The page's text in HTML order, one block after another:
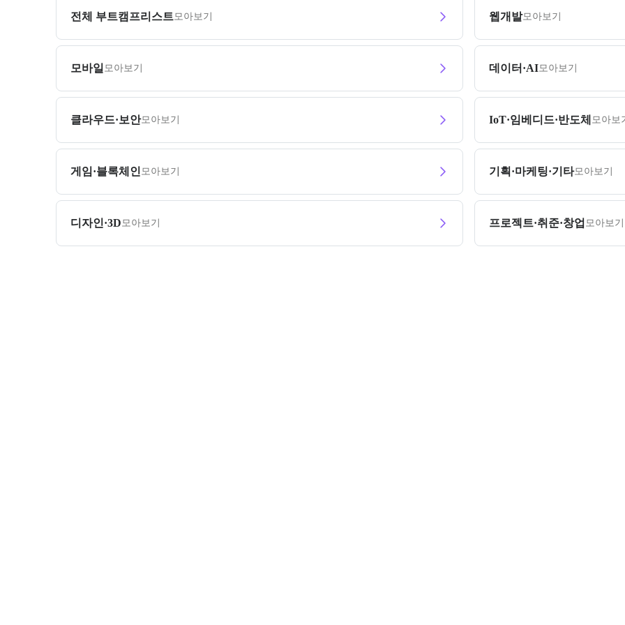
전체 부트캠프리스트모아보기 웹개발모아보기
모바일 모아보기 데이터·AI모아보기
클라우드·보안모아보기 IoT·임베디드·반도체 모아보
게임·블록체인 모아보기 기획·마케팅·기타모아보기
디자인·3D 모아보기 프로젝트·취준·창업 모아보기